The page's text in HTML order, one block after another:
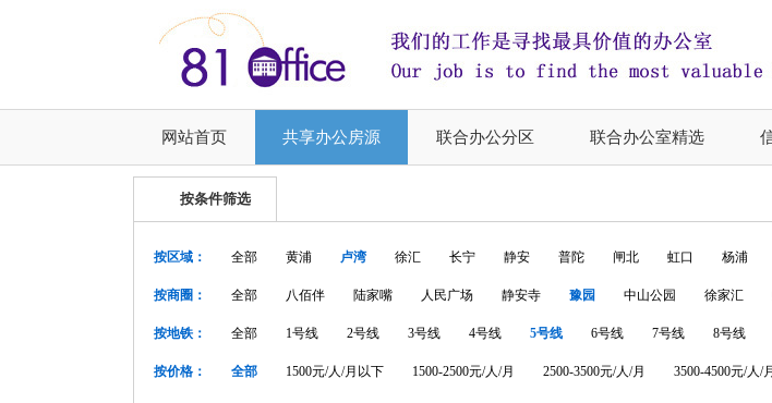
网站首页 共享办公房源 联合办公分区 联合办公室精选
按条件筛选
按区域： 全部 黄浦 卢湾 徐汇 长宁 静安 普陀 闸北 虹口 杨浦
按商圈： 全部 八佰伴 陆家嘴 人民广场 静安寺 豫园 中山公园 徐家汇
按地铁： 全部 1号线 2号线 3号线 4号线 5号线 6号线 7号线 8号线
按价格： 全部 1500元/人/月以下 1500-2500元/人/月 2500-3500元/人/月 3500-4500元/人/月